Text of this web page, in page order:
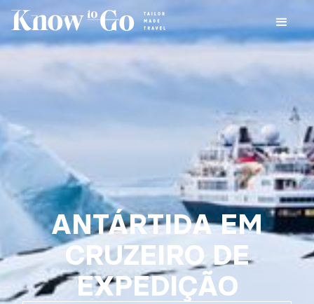
ANTÁRTIDA EM
CRUZEIRO DE
EXPEDIÇÃO